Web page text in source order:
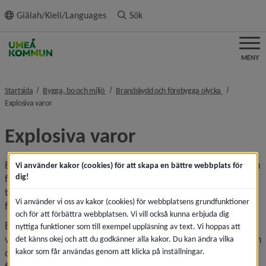
innehållet
Giälah/Kieli/Languages Sök
MENY
Startsida Bygga, bo och miljö nivå i brödsmulenavigeringen
Brandskydd och förebygga olycka
nivå i
Explosiva varornivå i brödsmulenavigeringen
Explosiva varor
Explosiva varor omfattar explosiva ämnen, blandningar och
föremål. Exempel på explosiva varor är dynamit,
tändhattar, krut, ammunition och pyrotekniska artiklar som
fyrverkerier.
Enligt lagen (2010:1011) om brandfarliga och explosiva
varor (LBE) definieras explosiva varor som explosiva ämnen
och blandningar, föremål samt ämnen, blandningar och
Vi använder kakor (cookies) för att skapa en bättre webbplats för
dig!
Vi använder vi oss av kakor (cookies) för webbplatsens grundfunktioner
och för att förbättra webbplatsen. Vi vill också kunna erbjuda dig
nyttiga funktioner som till exempel uppläsning av text. Vi hoppas att
det känns okej och att du godkänner alla kakor. Du kan ändra vilka
kakor som får användas genom att klicka på inställningar.